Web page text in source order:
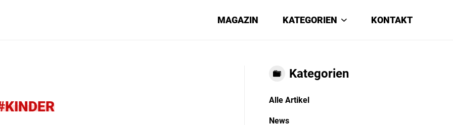
MAGAZIN KATEGORIEN KONTAKT
Kategorien
Alle Artikel
News